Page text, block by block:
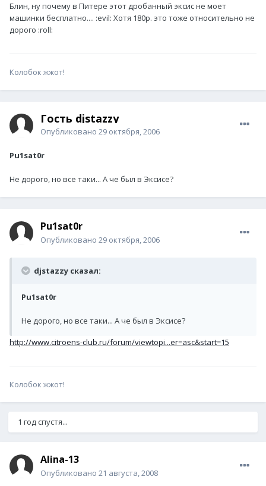
Блин, ну почему в Питере этот дробанный эксис не моет
машинки бесплатно.... :evil: Хотя 180р. это тоже относительно не
дорого :roll:
Колобок жжот!
Гость djstazzy
Опубликовано 29 октября, 2006
Pu1sat0r
Не дорого, но все таки... А че был в Эксисе?
Pu1sat0r
Опубликовано 29 октября, 2006
djstazzy сказал:
Pu1sat0r
Не дорого, но все таки... А че был в Эксисе?
http://www.citroens-club.ru/forum/viewtopi...er=asc&start=15
Колобок жжот!
1 год спустя...
Alina-13
Опубликовано 21 августа, 2008